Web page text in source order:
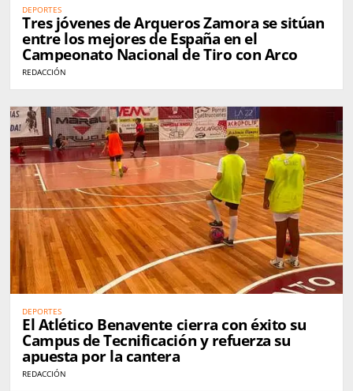
DEPORTES
Tres jóvenes de Arqueros Zamora se sitúan
entre los mejores de España en el
Campeonato Nacional de Tiro con Arco
REDACCIÓN
DEPORTES
El Atlético Benavente cierra con éxito su
Campus de Tecnificación y refuerza su
apuesta por la cantera
REDACCIÓN